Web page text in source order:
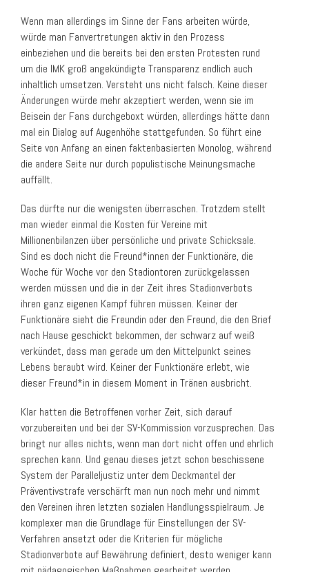
Wenn man allerdings im Sinne der Fans arbeiten würde,
würde man Fanvertretungen aktiv in den Prozess
einbeziehen und die bereits bei den ersten Protesten rund
um die IMK groß angekündigte Transparenz endlich auch
inhaltlich umsetzen. Versteht uns nicht falsch. Keine dieser
Änderungen würde mehr akzeptiert werden, wenn sie im
Beisein der Fans durchgeboxt würden, allerdings hätte dann
mal ein Dialog auf Augenhöhe stattgefunden. So führt eine
Seite von Anfang an einen faktenbasierten Monolog, während
die andere Seite nur durch populistische Meinungsmache
auffällt.
Das dürfte nur die wenigsten überraschen. Trotzdem stellt
man wieder einmal die Kosten für Vereine mit
Millionenbilanzen über persönliche und private Schicksale.
Sind es doch nicht die Freund*innen der Funktionäre, die
Woche für Woche vor den Stadiontoren zurückgelassen
werden müssen und die in der Zeit ihres Stadionverbots
ihren ganz eigenen Kampf führen müssen. Keiner der
Funktionäre sieht die Freundin oder den Freund, die den Brief
nach Hause geschickt bekommen, der schwarz auf weiß
verkündet, dass man gerade um den Mittelpunkt seines
Lebens beraubt wird. Keiner der Funktionäre erlebt, wie
dieser Freund*in in diesem Moment in Tränen ausbricht.
Klar hatten die Betroffenen vorher Zeit, sich darauf
vorzubereiten und bei der SV-Kommission vorzusprechen. Das
bringt nur alles nichts, wenn man dort nicht offen und ehrlich
sprechen kann. Und genau dieses jetzt schon beschissene
System der Paralleljustiz unter dem Deckmantel der
Präventivstrafe verschärft man nun noch mehr und nimmt
den Vereinen ihren letzten sozialen Handlungsspielraum. Je
komplexer man die Grundlage für Einstellungen der SV-
Verfahren ansetzt oder die Kriterien für mögliche
Stadionverbote auf Bewährung definiert, desto weniger kann